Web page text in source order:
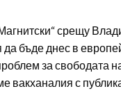
срещу
бъде днес в
за свободата
вакханалия с